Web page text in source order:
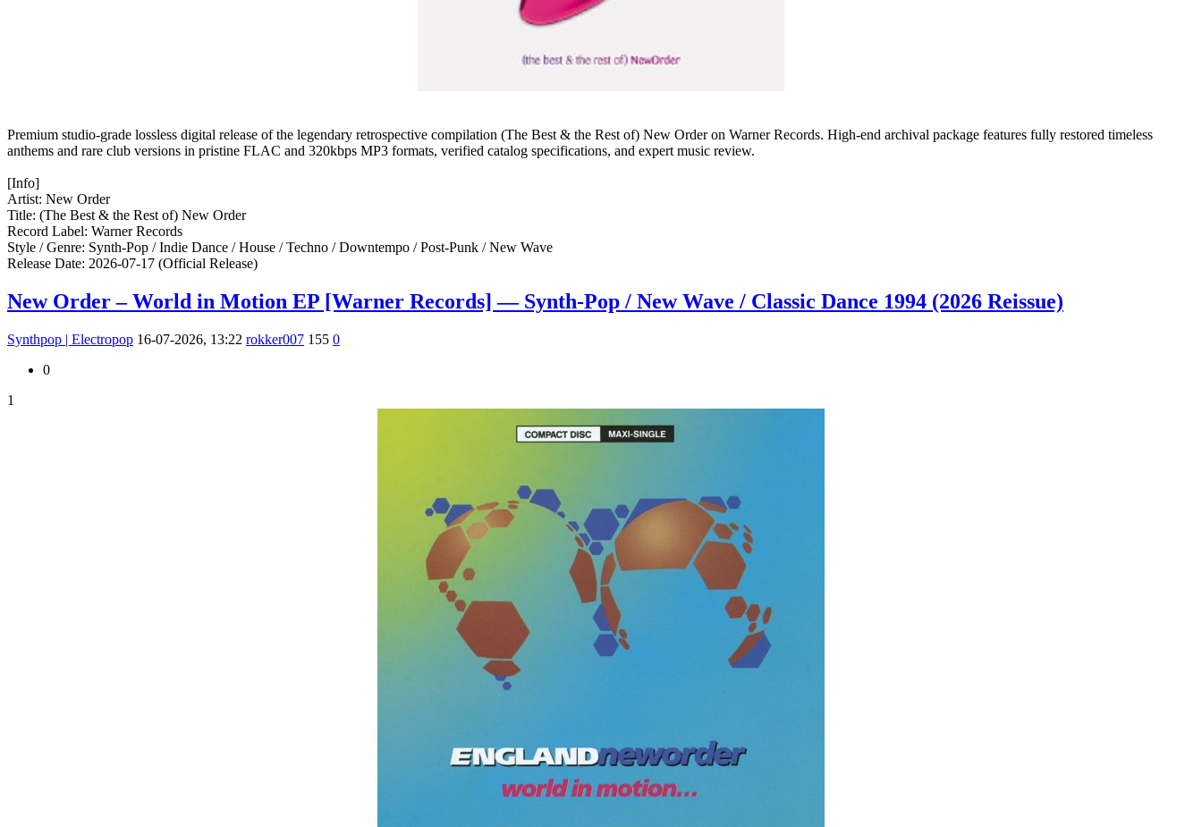
Premium studio-grade lossless digital release of the legendary retrospective compilation (The Best & the Rest of) New Order on Warner Records. High-end archival package features fully restored timeless
anthems and rare club versions in pristine FLAC and 320kbps MP3 formats, verified catalog specifications, and expert music review.
[Info]
Artist: New Order
Title: (The Best & the Rest of) New Order
Record Label: Warner Records
Style / Genre: Synth-Pop / Indie Dance / House / Techno / Downtempo / Post-Punk / New Wave
Release Date: 2026-07-17 (Official Release)
New Order – World in Motion EP [Warner Records] — Synth-Pop / New Wave / Classic Dance 1994 (2026 Reissue)
Synthpop | Electropop 16-07-2026, 13:22 rokker007 155 0
0
1